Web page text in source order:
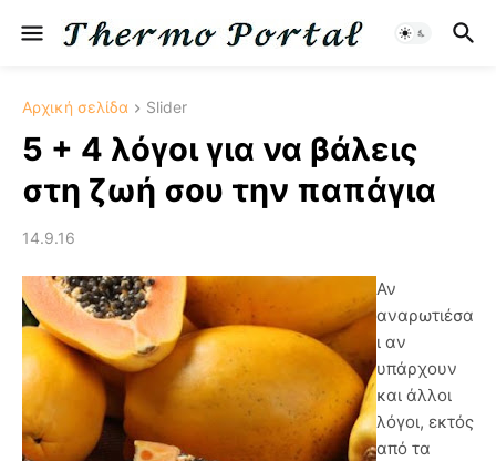
Αρχική σελίδα Slider
5 + 4 λόγοι για να βάλεις
στη ζωή σου την παπάγια
14.9.16
Αν
αναρωτιέσα
ι αν
υπάρχουν
και άλλοι
λόγοι, εκτός
από τα